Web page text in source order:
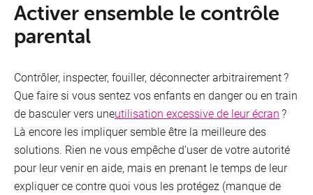
Ac­ti­ver en­semble le contrôle
pa­ren­tal
Contrôler, inspecter, fouiller, déconnecter arbitrairement ?
Que faire si vous sentez vos enfants en danger ou en train
de basculer vers uneutilisation excessive de leur écran?
Là encore les impliquer semble être la meilleure des
solutions. Rien ne vous empêche d’user de votre autorité
pour leur venir en aide, mais en prenant le temps de leur
expliquer ce contre quoi vous les protégez (manque de